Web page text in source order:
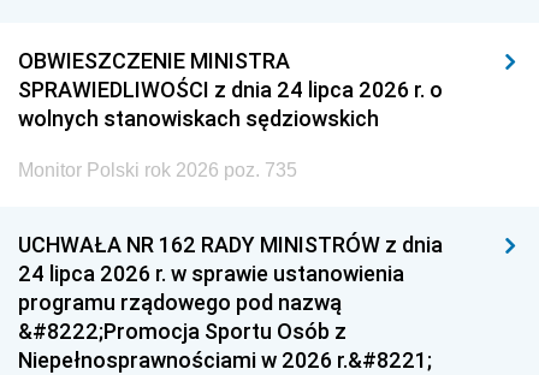
OBWIESZCZENIE MINISTRA
SPRAWIEDLIWOŚCI z dnia 24 lipca 2026 r. o
wolnych stanowiskach sędziowskich
Monitor Polski rok 2026 poz. 735
UCHWAŁA NR 162 RADY MINISTRÓW z dnia
24 lipca 2026 r. w sprawie ustanowienia
programu rządowego pod nazwą
&#8222;Promocja Sportu Osób z
Niepełnosprawnościami w 2026 r.&#8221;